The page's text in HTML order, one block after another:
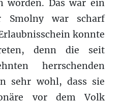
worden. Das war ein
Smolny war scharf
konnte
denn die seit
herrschenden
sehr wohl, dass sie
vor dem Volk